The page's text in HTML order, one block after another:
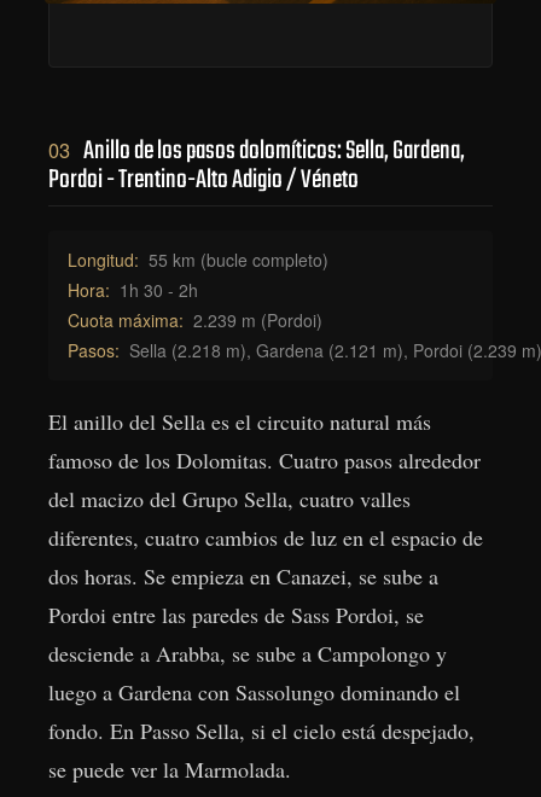
03 Anillo de los pasos dolomíticos: Sella, Gardena,
Pordoi - Trentino-Alto Adigio / Véneto
Longitud: 55 km (bucle completo)
Hora: 1h 30 - 2h
Cuota máxima: 2.239 m (Pordoi)
Pasos: Sella (2.218 m), Gardena (2.121 m), Pordoi (2.239
El anillo del Sella es el circuito natural más
famoso de los Dolomitas. Cuatro pasos alrededor
del macizo del Grupo Sella, cuatro valles
diferentes, cuatro cambios de luz en el espacio de
dos horas. Se empieza en Canazei, se sube a
Pordoi entre las paredes de Sass Pordoi, se
desciende a Arabba, se sube a Campolongo y
luego a Gardena con Sassolungo dominando el
fondo. En Passo Sella, si el cielo está despejado,
se puede ver la Marmolada.